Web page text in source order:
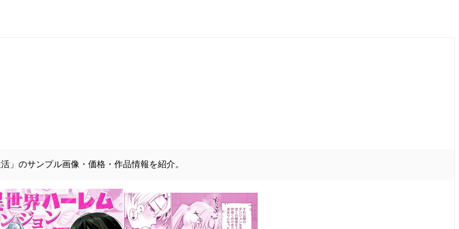
」のサンプル画像・価格・作品情報を紹介。